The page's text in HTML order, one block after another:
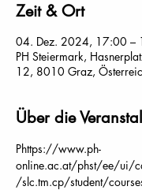
Zeit & Ort
04. Dez. 2024, 17:00 –
PH Steiermark,
12, 8010 Graz,
Über die
Phttps://www.ph-
online.ac.at/phst/ee/ui/
/slc.tm.cp/student/